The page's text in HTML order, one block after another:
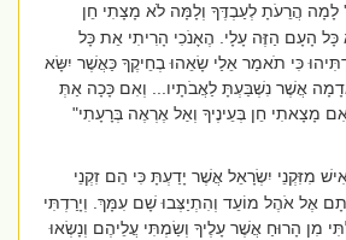
הֲרֵעֹתָ לְעַבְדֶּךָ וְלָמָּה לֹא מָצָתִי חֵן
הָעָם הַזֶּה עָלָי. הֶאָנֹכִי הָרִיתִי אֵת כָּל
כִּי תֹאמַר אֵלַי שָׂאֵהוּ בְחֵיקֶךָ כַּאֲשֶׁר יִשָּׂא
אֲשֶׁר נִשְׁבַּעְתָּ לַאֲבֹתָיו... וְאִם כָּכָה אַתְּ
מָצָאתִי חֵן בְּעֵינֶיךָ וְאַל אֶרְאֶה בְּרָעָתִי"
יִשְׂרָאֵל אֲשֶׁר יָדַעְתָּ כִּי הֵם זִקְנֵי
אֶל אֹהֶל מוֹעֵד וְהִתְיַצְּבוּ שָׁם עִמָּךְ. וְיָרַדְתִּי
מִן הָרוּחַ אֲשֶׁר עָלֶיךָ וְשַׂמְתִּי עֲלֵיהֶם וְנָשְׂאוּ